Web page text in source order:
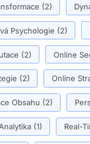
(2)
Psychologie (2)
(2) Online
(2) Online
Obsahu (2)
(1) Real-